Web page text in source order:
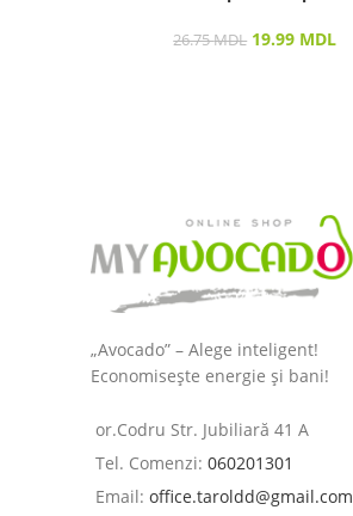
26.75MDL 19.99 MDL
„Avocado” – Alege inteligent!
Economisește energie și bani!
or.Codru Str. Jubiliară 41 A
Tel. Comenzi: 060201301
Email: office.taroldd@gmail.com